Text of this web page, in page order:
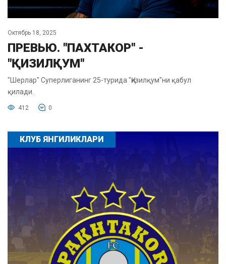
Октябрь 18, 2025
ПРЕВЬЮ. "ПАХТАКОР" -
"ҚИЗИЛҚУМ"
"Шерлар" Суперлиганинг 25-турида "Қизилқум"ни қабул
қилади.
412 0
КЛУБ ЯНГИЛИКЛАРИ